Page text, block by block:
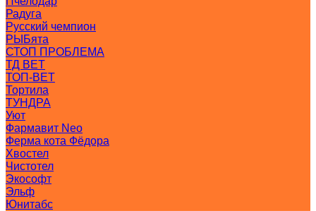
Радуга
Русский чемпион
РЫБята
СТОП ПРОБЛЕМА
ТД ВЕТ
ТОП-ВЕТ
Тортила
ТУНДРА
Уют
Фармавит Neo
Ферма кота Фёдора
Хвостел
Чистотел
Экософт
Эльф
Юнитабс